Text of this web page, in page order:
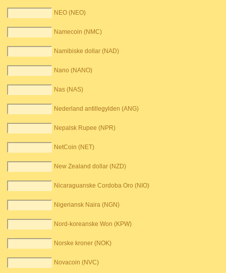
NEO (NEO)
Namecoin (NMC)
Namibiske dollar (NAD)
Nano (NANO)
Nas (NAS)
Nederland antillegylden (ANG)
Nepalsk Rupee (NPR)
NetCoin (NET)
New Zealand dollar (NZD)
Nicaraguanske Cordoba Oro (NIO)
Nigeriansk Naira (NGN)
Nord-koreanske Won (KPW)
Norske kroner (NOK)
Novacoin (NVC)